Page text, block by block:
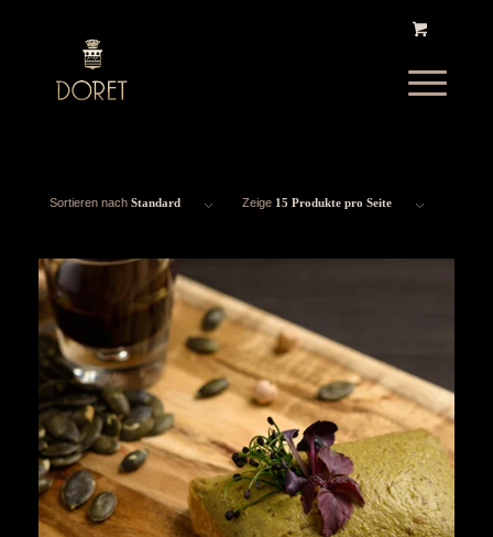
Sortieren nach Standard Zeige 15 Produkte pro Seite